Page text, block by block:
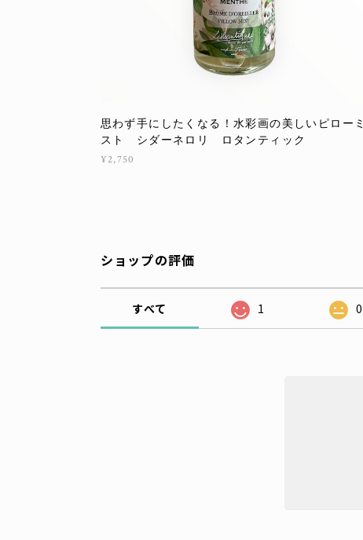
思わず手にしたくなる！水彩画の美しいピローミ
スト シダーネロリ ロタンティック
¥2,750
ショップの評価
すべて 1 0